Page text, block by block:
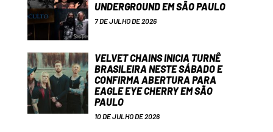
UNDERGROUND EM SÃO PAULO
7 DE JULHO DE 2026
VELVET CHAINS INICIA TURNÊ
BRASILEIRA NESTE SÁBADO E
CONFIRMA ABERTURA PARA
EAGLE EYE CHERRY EM SÃO
PAULO
10 DE JULHO DE 2026